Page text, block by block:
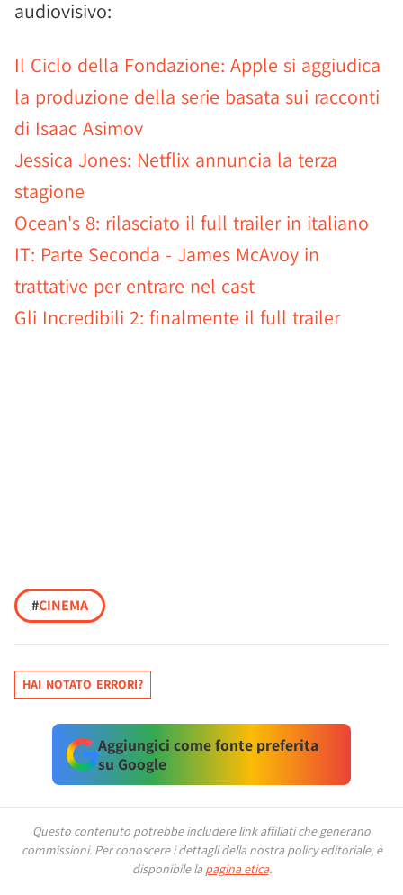
audiovisivo:
Il Ciclo della Fondazione: Apple si aggiudica
la produzione della serie basata sui racconti
di Isaac Asimov
Jessica Jones: Netflix annuncia la terza
stagione
Ocean's 8: rilasciato il full trailer in italiano
IT: Parte Seconda - James McAvoy in
trattative per entrare nel cast
Gli Incredibili 2: finalmente il full trailer
#CINEMA
HAI NOTATO ERRORI?
Aggiungici come fonte preferita
su Google
Questo contenuto potrebbe includere link affiliati che generano
commissioni. Per conoscere i dettagli della nostra policy editoriale, è
disponibile la pagina etica.